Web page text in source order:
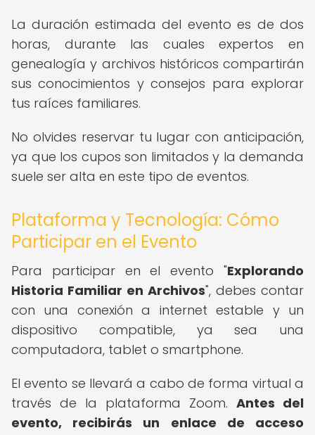
La duración estimada del evento es de dos
horas, durante las cuales expertos en
genealogía y archivos históricos compartirán
sus conocimientos y consejos para explorar
tus raíces familiares.
No olvides reservar tu lugar con anticipación,
ya que los cupos son limitados y la demanda
suele ser alta en este tipo de eventos.
Plataforma y Tecnología: Cómo
Participar en el Evento
Para participar en el evento "Explorando
Historia Familiar en Archivos", debes contar
con una conexión a internet estable y un
dispositivo compatible, ya sea una
computadora, tablet o smartphone.
El evento se llevará a cabo de forma virtual a
través de la plataforma Zoom. Antes del
evento, recibirás un enlace de acceso